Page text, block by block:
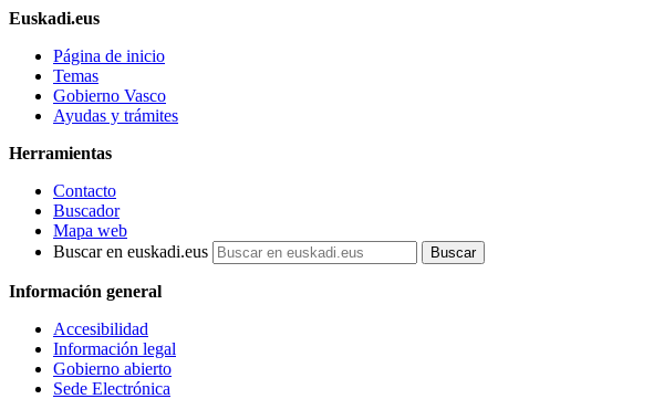
Euskadi.eus
Página de inicio
Temas
Gobierno Vasco
Ayudas y trámites
Herramientas
Contacto
Buscador
Mapa web
Buscar en euskadi.eus
Información general
Accesibilidad
Información legal
Gobierno abierto
Sede Electrónica